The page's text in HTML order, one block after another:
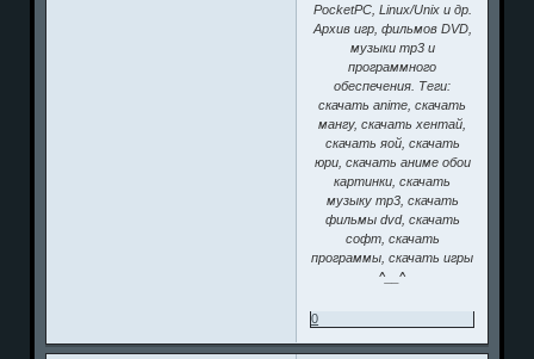
PocketPC, Linux/Unix и др.
Архив игр, фильмов DVD,
музыки mp3 и
программного
обеспечения. Теги:
скачать anime, скачать
мангу, скачать хентай,
скачать яой, скачать
юри, скачать аниме обои
картинки, скачать
музыку mp3, скачать
фильмы dvd, скачать
софт, скачать
программы, скачать игры
^__^
0